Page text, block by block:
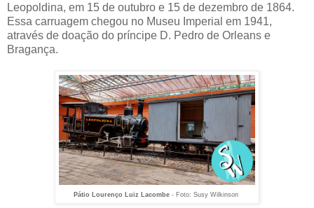
Leopoldina, em 15 de outubro e 15 de dezembro de 1864.
Essa carruagem chegou no Museu Imperial em 1941,
através de doação do príncipe D. Pedro de Orleans e
Bragança.
Pátio Lourenço Luiz Lacombe - Foto: Susy Wilkinson